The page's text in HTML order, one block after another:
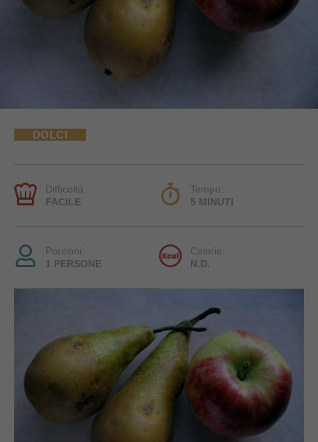
DOLCI
Difficoltà:
FACILE
Tempo:
5 MINUTI
Porzioni:
1 PERSONE
Calorie:
N.D.